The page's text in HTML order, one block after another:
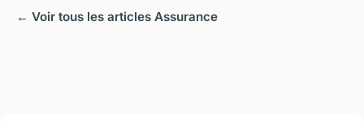
← Voir tous les articles Assurance